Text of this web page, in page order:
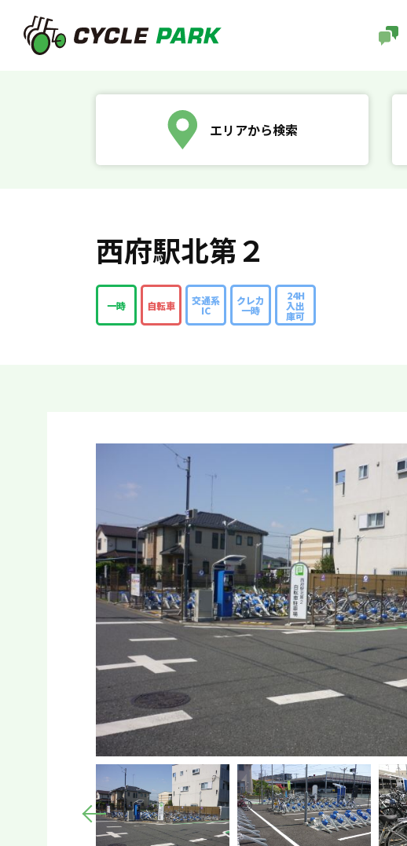
エリアから検索
西府駅北第２
一時 自転車 交通系
IC
クレカ
一時
24H
入出
庫可